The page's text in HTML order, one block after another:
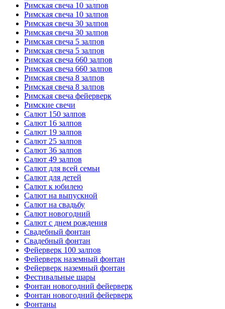
Римская свеча 10 залпов
Римская свеча 10 залпов
Римская свеча 30 залпов
Римская свеча 30 залпов
Римская свеча 5 залпов
Римская свеча 5 залпов
Римская свеча 660 залпов
Римская свеча 660 залпов
Римская свеча 8 залпов
Римская свеча 8 залпов
Римская свеча фейерверк
Римские свечи
Салют 150 залпов
Салют 16 залпов
Салют 19 залпов
Салют 25 залпов
Салют 36 залпов
Салют 49 залпов
Салют для всей семьи
Салют для детей
Салют к юбилею
Салют на выпускной
Салют на свадьбу
Салют новогодний
Салют с днем рождения
Свадебный фонтан
Свадебный фонтан
Фейерверк 100 залпов
Фейерверк наземный фонтан
Фейерверк наземный фонтан
Фестивальные шары
Фонтан новогодний фейерверк
Фонтан новогодний фейерверк
Фонтаны